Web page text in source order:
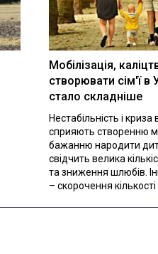
Мобілізація,
створювати сім'ї в
стало складніше
Нестабільність і криза
сприяють створенню
бажанню народити
свідчить велика
та зниження шлюбів.
– скорочення кількості